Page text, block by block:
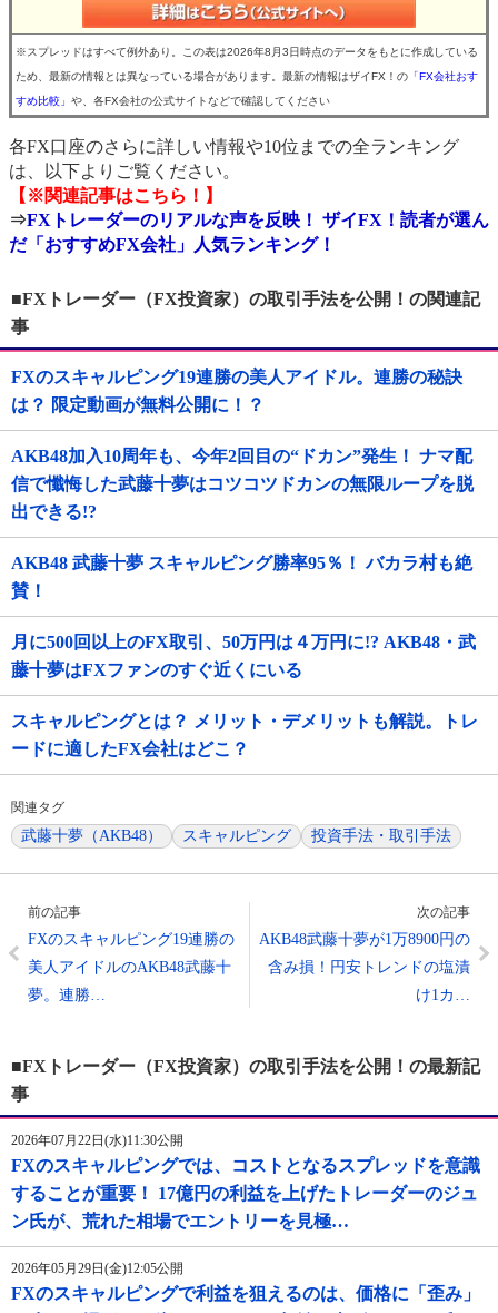
※スプレッドはすべて例外あり。この表は2026年8月3日時点のデータをもとに作成している
ため、最新の情報とは異なっている場合があります。最新の情報はザイFX！の 「FX会社おす
すめ比較」 や、各FX会社の公式サイトなどで確認してください
各FX口座のさらに詳しい情報や10位までの全ランキング
は、以下よりご覧ください。
【※関連記事はこちら！】
⇒FXトレーダーのリアルな声を反映！ ザイFX！読者が選ん
だ「おすすめFX会社」人気ランキング！
■FXトレーダー（FX投資家）の取引手法を公開！の関連記
事
FXのスキャルピング19連勝の美人アイドル。連勝の秘訣
は？ 限定動画が無料公開に！？
AKB48加入10周年も、今年2回目の“ドカン”発生！ ナマ配
信で懺悔した武藤十夢はコツコツドカンの無限ループを脱
出できる!?
AKB48 武藤十夢 スキャルピング勝率95％！ バカラ村も絶
賛！
月に500回以上のFX取引、50万円は４万円に!? AKB48・武
藤十夢はFXファンのすぐ近くにいる
スキャルピングとは？ メリット・デメリットも解説。トレ
ードに適したFX会社はどこ？
関連タグ
武藤十夢（AKB48） スキャルピング 投資手法・取引手法
前の記事
FXのスキャルピング19連勝の
美人アイドルのAKB48武藤十
夢。連勝…
次の記事
AKB48武藤十夢が1万8900円の
含み損！円安トレンドの塩漬
け1カ…
■FXトレーダー（FX投資家）の取引手法を公開！の最新記
事
2026年07月22日(水)11:30公開
FXのスキャルピングでは、コストとなるスプレッドを意識
することが重要！ 17億円の利益を上げたトレーダーのジュ
ン氏が、荒れた相場でエントリーを見極…
2026年05月29日(金)12:05公開
FXのスキャルピングで利益を狙えるのは、価格に「歪み」